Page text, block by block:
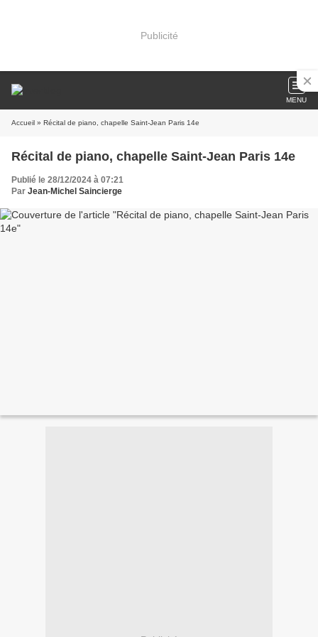
Publicité
MENU
Accueil » Récital de piano, chapelle Saint-Jean Paris 14e
Récital de piano, chapelle Saint-Jean Paris 14e
Publié le 28/12/2024 à 07:21
Par Jean-Michel Saincierge